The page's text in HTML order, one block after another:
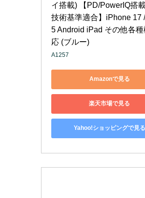
イ搭載) 【PD/PowerIQ搭
技術基準適合】iPhone 17
5 Android iPad その他各
応 (ブルー)
A1257
Amazonで見る
楽天市場で見る
Yahoo!ショッピングで見る